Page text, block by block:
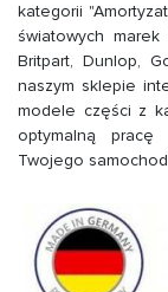
kategorii
światowych
Britpart, Dunlop,
naszym sklepie
modele części z
optymalną pracę
Twojego